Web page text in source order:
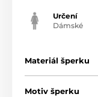
Určení
Dámské
Materiál šperku
Motiv šperku